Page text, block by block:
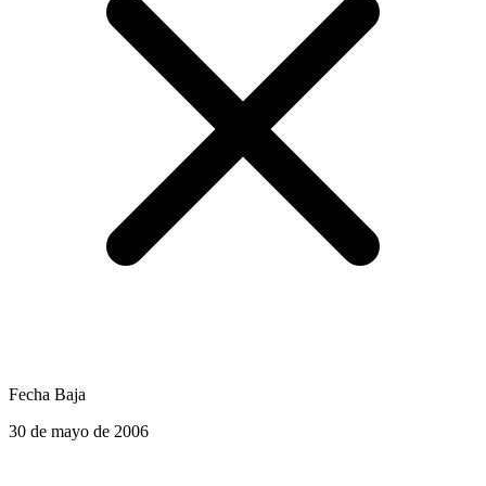
Fecha Baja
30 de mayo de 2006